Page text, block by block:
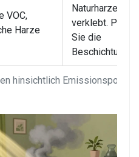
hinsichtlich
VOC,
Harze
Naturharzen
verklebt. Prüfen
Sie die
Beschichtung.